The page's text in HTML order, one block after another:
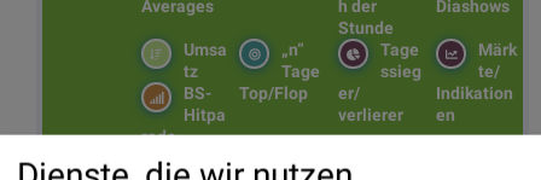
Diashows
h der
Stunde
Averages
Märk
te/
Indikation
en
Tage
ssieg
er/
verlierer
„n“
Tage
Top/Flop
Umsa
tz
BS-
Hitpa
rade